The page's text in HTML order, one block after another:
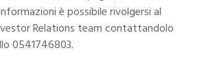
è possibile rivolgersi al
Relations team contattandolo
0541746803.